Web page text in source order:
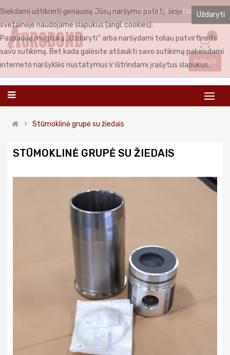
LIETUVIŲ PRISIJUNGTI REGISTRUOTIS
0
Ieškoti
Stūmoklinė grupė su žiedais
STŪMOKLINĖ GRUPĖ SU ŽIEDAIS
Uždaryti
Siekdami užtikrinti geriausią Jūsų naršymo patirtį, šioje
svetainėje naudojame slapukus (angl. cookies).
Paspaudę mygtuką „Uždaryti“ arba naršydami toliau patvirtinsite
savo sutikimą. Bet kada galėsite atšaukti savo sutikimą pakeisdami
interneto naršyklės nustatymus ir ištrindami įrašytus slapukus.